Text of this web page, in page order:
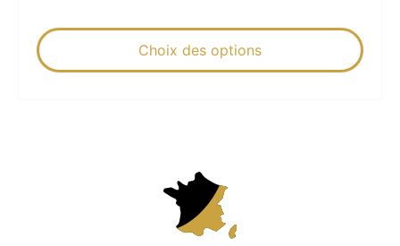
Choix des options